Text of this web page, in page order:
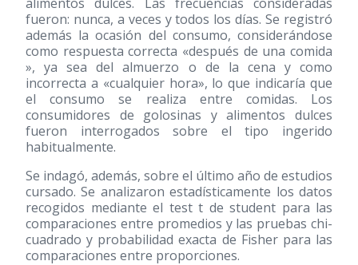
fueron: nunca, a veces y todos los días. Se registró
además la ocasión del consumo, considerándose
como respuesta correcta «después de una comida
», ya sea del almuerzo o de la cena y como
incorrecta a «cualquier hora», lo que indicaría que
el consumo se realiza entre comidas. Los
consumidores de golosinas y alimentos dulces
fueron interrogados sobre el tipo ingerido
habitualmente.
Se indagó, además, sobre el último año de estudios
cursado. Se analizaron estadísticamente los datos
recogidos mediante el test t de student para las
comparaciones entre promedios y las pruebas chi-
cuadrado y probabilidad exacta de Fisher para las
comparaciones entre proporciones.